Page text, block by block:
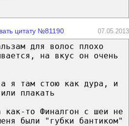
цитату №81190 07.05.2013
для волос плохо
на вкус он очень
я там стою как дура, и
плакать
как-то Финалгон с шеи не
были "губки бантиком"